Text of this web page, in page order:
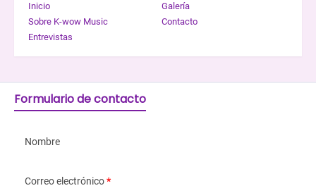
Inicio
Galería
Sobre K-wow Music
Contacto
Entrevistas
Formulario de contacto
Nombre
Correo electrónico*